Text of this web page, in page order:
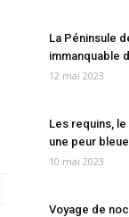
La Péninsule
immanquable
12 mai 2023
Les requins,
une peur
10 mai 2023
Voyage de